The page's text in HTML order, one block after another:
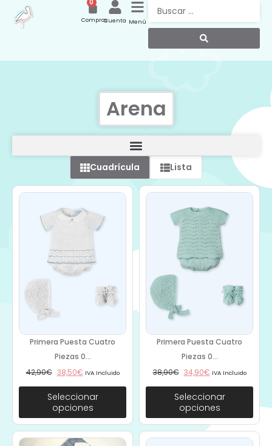
Menú
Cuenta
0
Compras
Arena
Cuadrícula Lista
Primera Puesta Cuatro
Piezas 0...
42,90€ 38,50€ IVA Incluido
Seleccionar
opciones
Primera Puesta Cuatro
Piezas 0...
38,90€ 34,90€ IVA Incluido
Seleccionar
opciones